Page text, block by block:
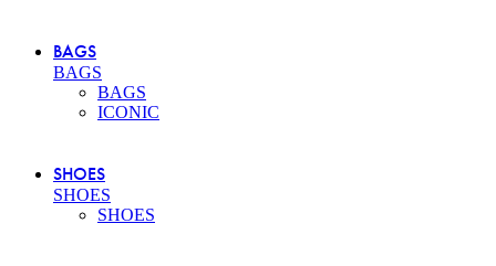
BAGS
BAGS
BAGS
ICONIC
SHOES
SHOES
SHOES